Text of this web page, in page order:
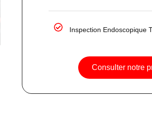
Inspection Endoscopique
Consulter notre